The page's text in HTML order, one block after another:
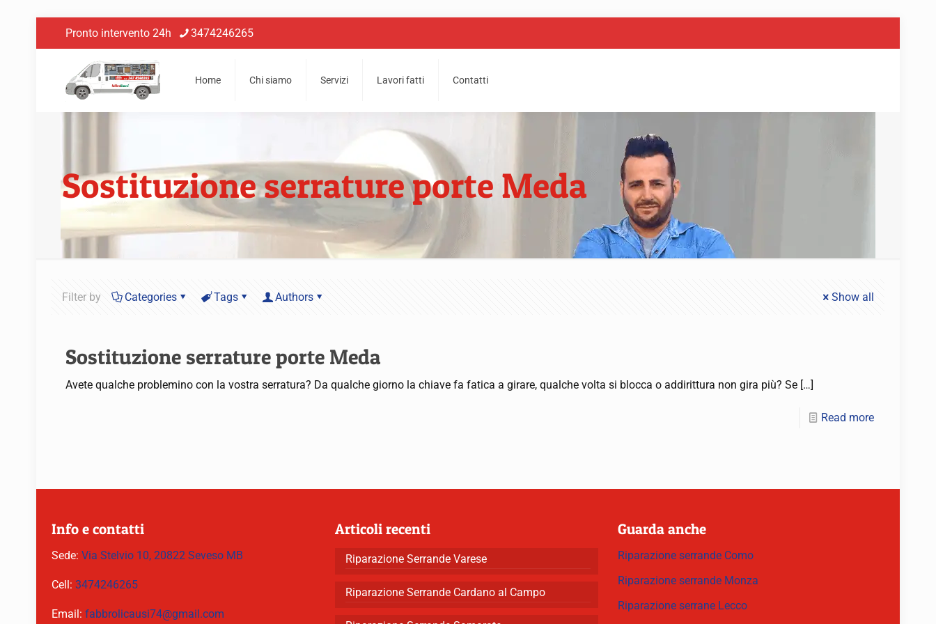
Pronto intervento 24h 3474246265
Home Chi siamo Servizi Lavori fatti Contatti
Sostituzione serrature porte Meda
Filter by Categories Tags Authors Show all
Sostituzione serrature porte Meda
Avete qualche problemino con la vostra serratura? Da qualche giorno la chiave fa fatica a girare, qualche volta si blocca o addirittura non gira più? Se […]
Read more
Info e contatti
Sede: Via Stelvio 10, 20822 Seveso MB
Cell: 3474246265
Email: fabbrolicausi74@gmail.com
Articoli recenti
Riparazione Serrande Varese
Riparazione Serrande Cardano al Campo
Guarda anche
Riparazione serrande Como
Riparazione serrande Monza
Riparazione serrane Lecco